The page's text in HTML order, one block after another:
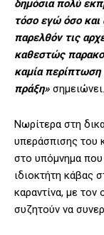
δημόσια πολύ
τόσο εγώ όσο και
παρελθόν τις
καθεστώς
καμία περίπτωση
πράξη» σημειώνει.
Νωρίτερα στη
υπεράσπισης του
στο υπόμνημα
ιδιοκτήτη κάβας
καραντίνα, με τον
συζητούν να